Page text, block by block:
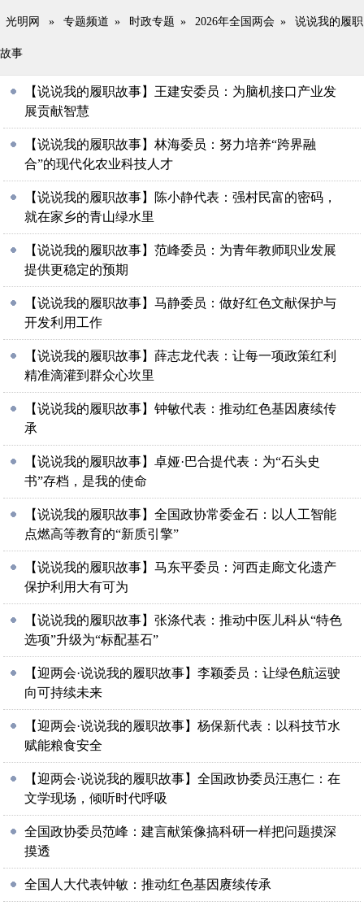
光明网 » 专题频道 » 时政专题 » 2026年全国两会 » 说说我的履职
故事
【说说我的履职故事】王建安委员：为脑机接口产业发
展贡献智慧
【说说我的履职故事】林海委员：努力培养“跨界融
合”的现代化农业科技人才
【说说我的履职故事】陈小静代表：强村民富的密码，
就在家乡的青山绿水里
【说说我的履职故事】范峰委员：为青年教师职业发展
提供更稳定的预期
【说说我的履职故事】马静委员：做好红色文献保护与
开发利用工作
【说说我的履职故事】薛志龙代表：让每一项政策红利
精准滴灌到群众心坎里
【说说我的履职故事】钟敏代表：推动红色基因赓续传
承
【说说我的履职故事】卓娅·巴合提代表：为“石头史
书”存档，是我的使命
【说说我的履职故事】全国政协常委金石：以人工智能
点燃高等教育的“新质引擎”
【说说我的履职故事】马东平委员：河西走廊文化遗产
保护利用大有可为
【说说我的履职故事】张涤代表：推动中医儿科从“特色
选项”升级为“标配基石”
【迎两会·说说我的履职故事】李颖委员：让绿色航运驶
向可持续未来
【迎两会·说说我的履职故事】杨保新代表：以科技节水
赋能粮食安全
【迎两会·说说我的履职故事】全国政协委员汪惠仁：在
文学现场，倾听时代呼吸
全国政协委员范峰：建言献策像搞科研一样把问题摸深
摸透
全国人大代表钟敏：推动红色基因赓续传承